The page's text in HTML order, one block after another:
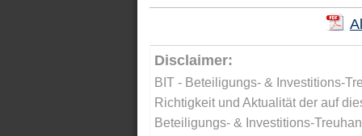
Disclaimer:
BIT - Beteiligungs- & Investitions-
Richtigkeit und Aktualität der auf
Beteiligungs- & Investitions-